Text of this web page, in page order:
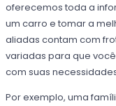
oferecemos toda a
um carro e tomar a
aliadas contam com
variadas para que
com suas
Por exemplo, uma